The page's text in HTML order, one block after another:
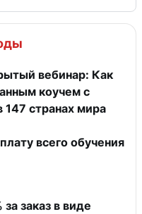
вебинар: Как
коучем с
147 странах мира
всего обучения
заказ в виде